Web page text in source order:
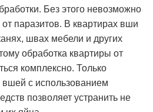
Без этого невозможно
паразитов. В квартирах вши
швах мебели и других
обработка квартиры от
комплексно. Только
вшей с использованием
позволяет устранить не